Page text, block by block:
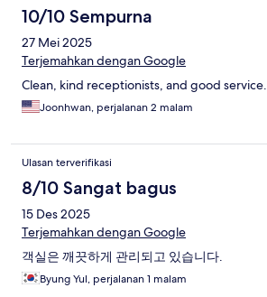
10/10 Sempurna
27 Mei 2025
Terjemahkan dengan Google
Clean, kind receptionists, and good service.
Joonhwan, perjalanan 2 malam
Ulasan terverifikasi
8/10 Sangat bagus
15 Des 2025
Terjemahkan dengan Google
객실은 깨끗하게 관리되고 있습니다.
Byung Yul, perjalanan 1 malam